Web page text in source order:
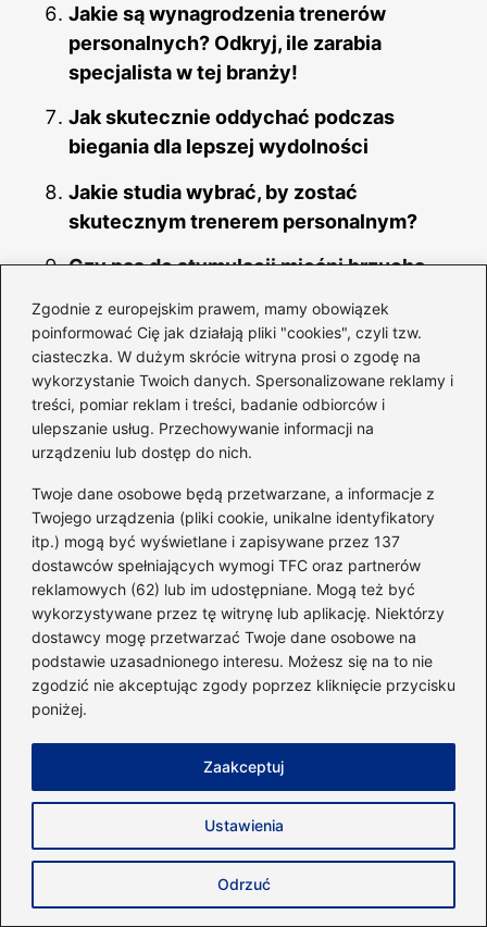
Zgodnie z europejskim prawem, mamy obowiązek
poinformować Cię jak działają pliki "cookies", czyli tzw.
ciasteczka. W dużym skrócie witryna prosi o zgodę na
wykorzystanie Twoich danych. Spersonalizowane reklamy i
treści, pomiar reklam i treści, badanie odbiorców i
ulepszanie usług. Przechowywanie informacji na
urządzeniu lub dostęp do nich.
Twoje dane osobowe będą przetwarzane, a informacje z
Twojego urządzenia (pliki cookie, unikalne identyfikatory
itp.) mogą być wyświetlane i zapisywane przez 137
dostawców spełniających wymogi TFC oraz partnerów
reklamowych (62) lub im udostępniane. Mogą też być
wykorzystywane przez tę witrynę lub aplikację. Niektórzy
dostawcy mogę przetwarzać Twoje dane osobowe na
podstawie uzasadnionego interesu. Możesz się na to nie
zgodzić nie akceptując zgody poprzez kliknięcie przycisku
poniżej.
Ustawienia
Odrzuć
Zaakceptuj
Jakie są wynagrodzenia trenerów
personalnych? Odkryj, ile zarabia
specjalista w tej branży!
Jak skutecznie oddychać podczas
biegania dla lepszej wydolności
Jakie studia wybrać, by zostać
skutecznym trenerem personalnym?
Czy pas do stymulacji mięśni brzucha
wiedzieć!
Dlaczego skurcz mięśnia dwugłowego
może być problemem? Oto najczęstsze
przyczyny
Eugeniusz Borowiak
Autor bloga 40minut.pl to pasjonat sportu, zdrowego stylu
życia i świadomego podejścia do codziennej aktywności.
Od lat zgłębia tematykę treningu siłowego, budowania
sylwetki oraz efektywnych metod poprawy kondycji.
Interesuje się zarówno klasycznym fitnesssem, jak i
nowoczesnymi formami aktywności, które pozwalają
osiągać więcej w krótszym czasie.
Na blogu dzieli się praktyczną wiedzą o diecie, liczeniu
kalorii oraz komponowaniu posiłków wspierających cele
Testuje i recenzuje również suplementy, zwracając uwagę